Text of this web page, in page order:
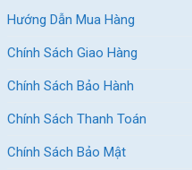
Hướng Dẫn Mua Hàng
Chính Sách Giao Hàng
Chính Sách Bảo Hành
Chính Sách Thanh Toán
Chính Sách Bảo Mật